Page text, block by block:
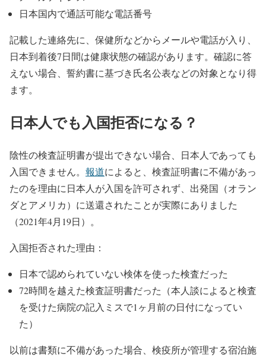
日本国内で通話可能な電話番号
記載した連絡先に、保健所などからメールや電話が入り、
日本到着後7日間は健康状態の確認があります。確認に答
えない場合、誓約書に基づき氏名公表などの対象となり得
ます。
日本人でも入国拒否になる？
陰性の検査証明書が提出できない場合、日本人であっても
入国できません。 報道によると、検査証明書に不備があっ
たのを理由に日本人が入国を許可されず、出発国（オラン
ダとアメリカ）に送還されたことが実際にありました
（2021年4月19日）。
入国拒否された理由：
日本で認められていない検体を使った検査だった
72時間を越えた検査証明書だった（本人談によると検査
を受けた病院の記入ミスで1ヶ月前の日付になってい
た）
以前は書類に不備があった場合、検疫所が管理する宿泊施